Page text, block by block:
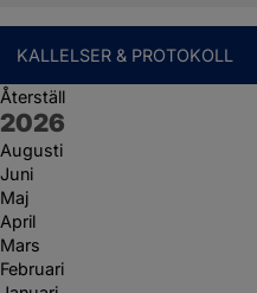
KALLELSER & PROTOKOLL
Återställ
År:
2026
Augusti
Juni
Maj
April
Mars
Februari